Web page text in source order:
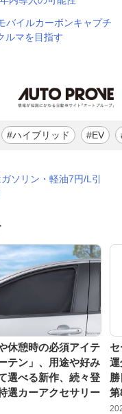
バイルカーボンキャプチ
ルマを目指す
#ハイブリッド #EV
ソリン・軽油7円/L引
休憩時の必須アイテ
テン」、用途や好み
選べる新作、続々登
選カーアクセサリー
運
第